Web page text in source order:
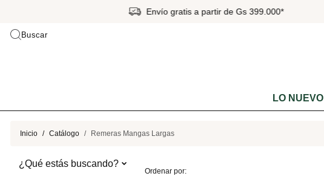
Envío gratis a partir de Gs 399.000*
Buscar
LO NUEVO
Inicio Catálogo Remeras Mangas Largas
¿Qué estás buscando?
Ordenar por: